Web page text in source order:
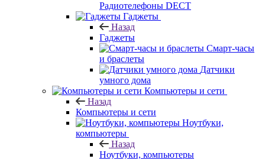
Радиотелефоны DECT
Гаджеты
Назад
Гаджеты
Смарт-часы
и браслеты
Датчики
умного дома
Компьютеры и сети
Назад
Компьютеры и сети
Ноутбуки,
компьютеры
Назад
Ноутбуки, компьютеры